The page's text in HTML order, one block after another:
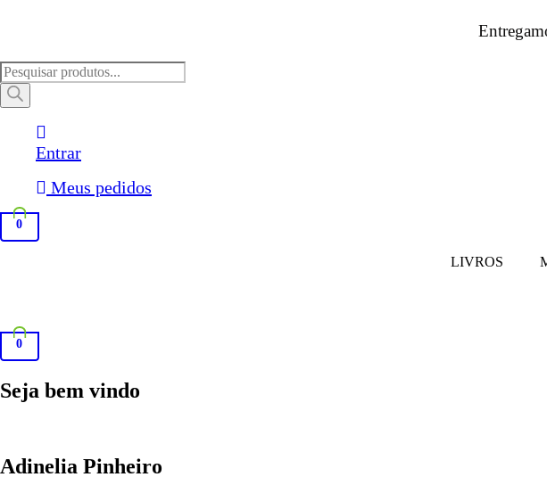
Pesquisar
produtos
Entrar
Meus pedidos
0
LIVROS
0
Seja bem vindo
Adinelia Pinheiro